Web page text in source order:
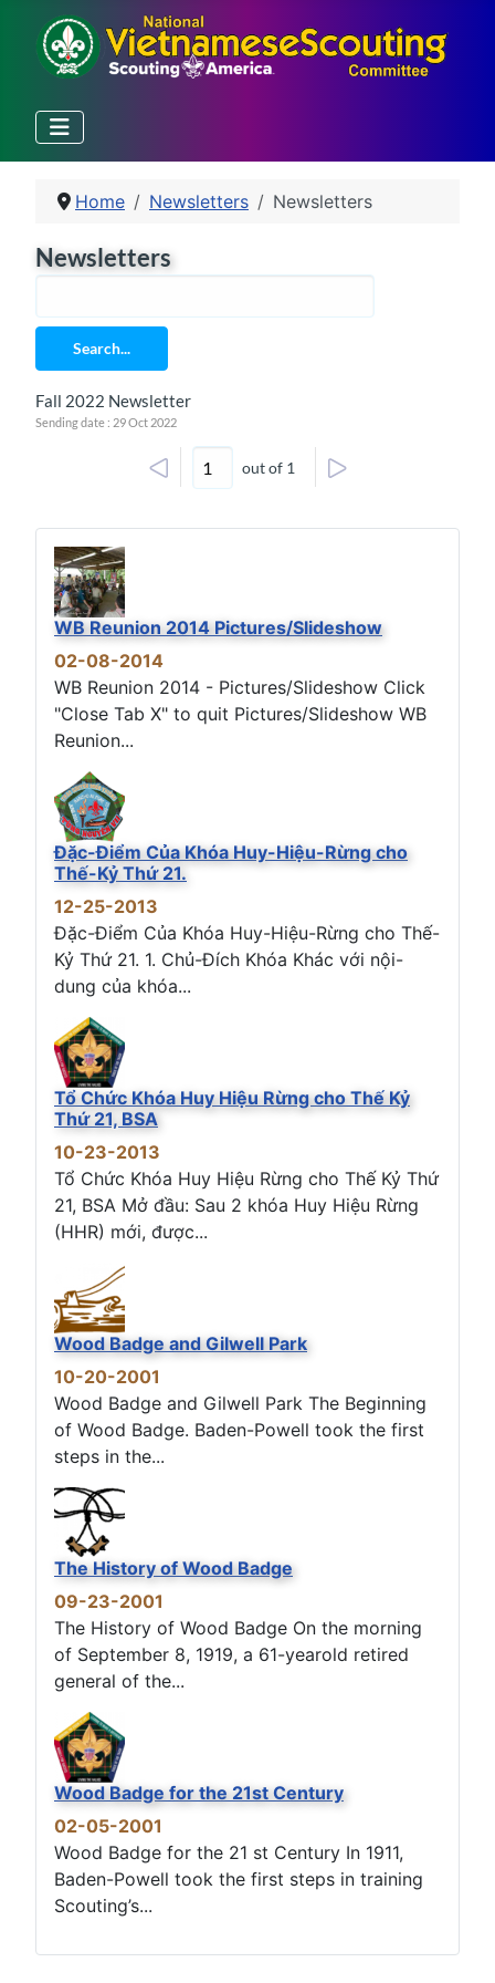
Home Newsletters Newsletters
Newsletters
Search...
Fall 2022 Newsletter
Sending date : 29 Oct 2022
out of 1
WB Reunion 2014 Pictures/Slideshow
02-08-2014
WB Reunion 2014 - Pictures/Slideshow Click
"Close Tab X" to quit Pictures/Slideshow WB
Reunion...
Đặc-Điểm Của Khóa Huy-Hiệu-Rừng cho
Thế-Kỷ Thứ 21.
12-25-2013
Đặc-Điểm Của Khóa Huy-Hiệu-Rừng cho Thế-
Kỷ Thứ 21. 1. Chủ-Đích Khóa Khác với nội-
dung của khóa...
Tổ Chức Khóa Huy Hiệu Rừng cho Thế Kỷ
Thứ 21, BSA
10-23-2013
Tổ Chức Khóa Huy Hiệu Rừng cho Thế Kỷ Thứ
21, BSA Mở đầu: Sau 2 khóa Huy Hiệu Rừng
(HHR) mới, được...
Wood Badge and Gilwell Park
10-20-2001
Wood Badge and Gilwell Park The Beginning
of Wood Badge. Baden-Powell took the first
steps in the...
The History of Wood Badge
09-23-2001
The History of Wood Badge On the morning
of September 8, 1919, a 61-yearold retired
general of the...
Wood Badge for the 21st Century
02-05-2001
Wood Badge for the 21 st Century In 1911,
Baden-Powell took the first steps in training
Scouting’s...